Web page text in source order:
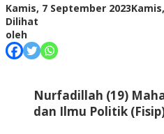
Kamis, 7 September 2023
Dilihat
oleh
Nurfadillah (19)
dan Ilmu Politik